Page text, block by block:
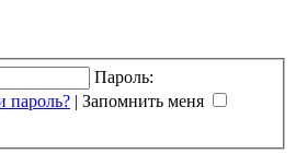
Пароль:
пароль? | Запомнить меня